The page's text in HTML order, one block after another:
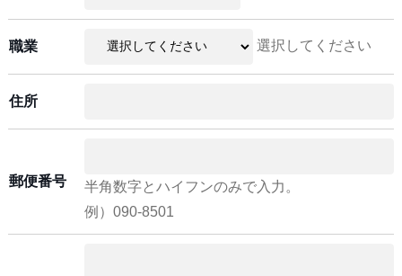
職業 選択してください
住所
郵便番号
半角数字とハイフンのみで入力。
例）090-8501